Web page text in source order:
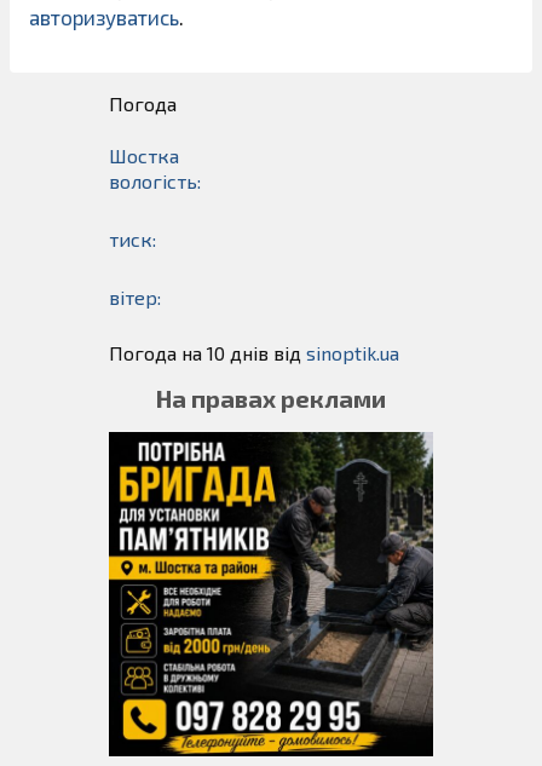
авторизуватись.
Погода
Шостка
вологість:
тиск:
вітер:
Погода на 10 днів від sinoptik.ua
На правах реклами